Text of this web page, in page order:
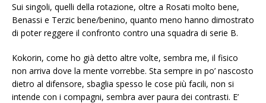
Sui singoli, quelli della rotazione, oltre a Rosati molto bene,
Benassi e Terzic bene/benino, quanto meno hanno dimostrato
di poter reggere il confronto contro una squadra di serie B.
Kokorin, come ho già detto altre volte, sembra me, il fisico
non arriva dove la mente vorrebbe. Sta sempre in po’ nascosto
dietro al difensore, sbaglia spesso le cose più facili, non si
intende con i compagni, sembra aver paura dei contrasti. E’